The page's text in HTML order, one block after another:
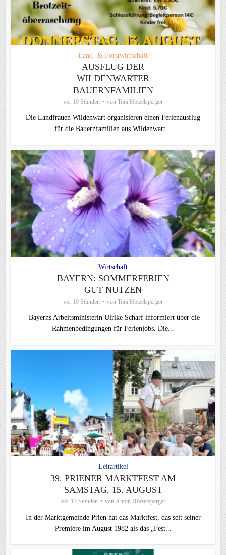
Land- & Forstwirtschaft
AUSFLUG DER
WILDENWARTER
BAUERNFAMILIEN
vor 10 Stunden von Toni Hötzelsperger
Die Landfrauen Wildenwart organisieren einen Ferienausflug
für die Bauernfamilien aus Wildenwart...
Wirtschaft
BAYERN: SOMMERFERIEN
GUT NUTZEN
vor 10 Stunden von Toni Hötzelsperger
Bayerns Arbeitsministerin Ulrike Scharf informiert über die
Rahmenbedingungen für Ferienjobs. Die...
Leitartikel
39. PRIENER MARKTFEST AM
SAMSTAG, 15. AUGUST
vor 17 Stunden von Anton Hötzelsperger
In der Marktgemeinde Prien hat das Marktfest, das seit seiner
Premiere im August 1982 als das „Fest...